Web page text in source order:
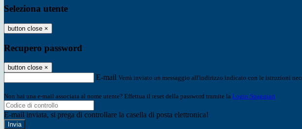
Seleziona utente
button close ×
Recupero password
button close ×
E-mail Verrà inviato un messaggio all'indirizzo indicato con le istruzioni
Non hai una e-mail associata al nome utente? Effettua il reset della password tramite la Login Spaggiari
E-mail inviata, si prega di controllare la casella di posta elettronica!